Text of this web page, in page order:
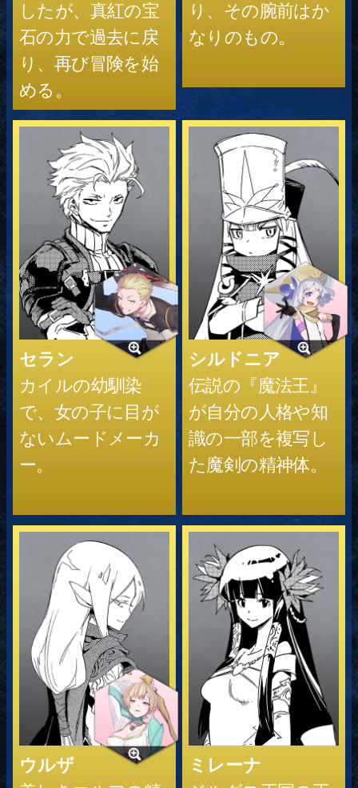
したが、真紅の宝
石の力で過去に戻
り、再び冒険を始
める。
り、その腕前はか
なりのもの。
セラン
カイルの幼馴染
で、女の子に目が
ないムードメーカ
ー。
シルドニア
伝説の『魔法王』
が自分の人格や知
識の一部を複写し
た魔剣の精神体。
ウルザ
ミレーナ